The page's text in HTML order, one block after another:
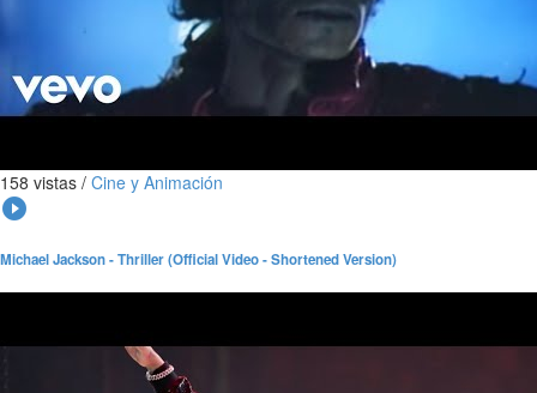
158 vistas / Cine y Animación
play_circle_filled
Michael Jackson - Thriller (Official Video - Shortened Version)